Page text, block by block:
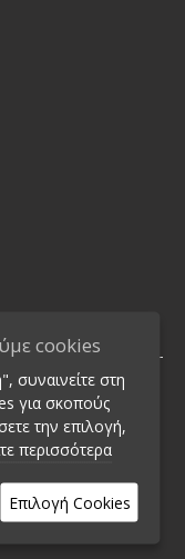
cookies
συναινείτε στη
για σκοπούς
την επιλογή,
περισσότερα
Επιλογή Cookies